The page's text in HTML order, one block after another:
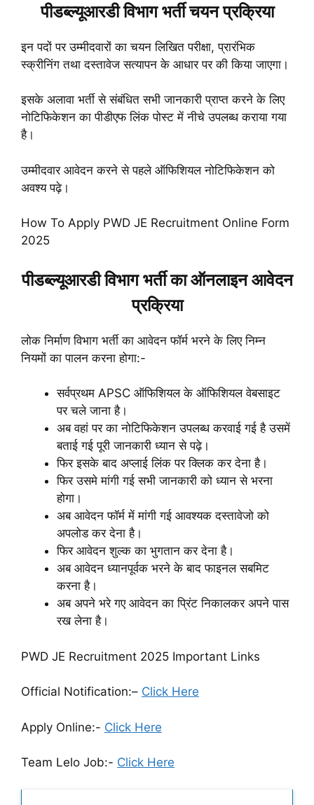
पीडब्ल्यूआरडी विभाग भर्ती चयन प्रक्रिया
इन पदों पर उम्मीदवारों का चयन लिखित परीक्षा, प्रारंभिक
स्क्रीनिंग तथा दस्तावेज सत्यापन के आधार पर की किया जाएगा।
इसके अलावा भर्ती से संबंधित सभी जानकारी प्राप्त करने के लिए
नोटिफिकेशन का पीडीएफ लिंक पोस्ट में नीचे उपलब्ध कराया गया
है।
उम्मीदवार आवेदन करने से पहले ऑफिशियल नोटिफिकेशन को
अवश्य पढ़े।
How To Apply PWD JE Recruitment Online Form
2025
पीडब्ल्यूआरडी विभाग भर्ती का ऑनलाइन आवेदन
प्रक्रिया
लोक निर्माण विभाग भर्ती का आवेदन फॉर्म भरने के लिए निम्न
नियमों का पालन करना होगा:-
सर्वप्रथम APSC ऑफिशियल के ऑफिशियल वेबसाइट
पर चले जाना है।
अब वहां पर का नोटिफिकेशन उपलब्ध करवाई गई है उसमें
बताई गई पूरी जानकारी ध्यान से पढ़े।
फिर इसके बाद अप्लाई लिंक पर क्लिक कर देना है।
फिर उसमे मांगी गई सभी जानकारी को ध्यान से भरना
होगा।
अब आवेदन फॉर्म में मांगी गई आवश्यक दस्तावेजो को
अपलोड कर देना है।
फिर आवेदन शुल्क का भुगतान कर देना है।
अब आवेदन ध्यानपूर्वक भरने के बाद फाइनल सबमिट
करना है।
अब अपने भरे गए आवेदन का प्रिंट निकालकर अपने पास
रख लेना है।
PWD JE Recruitment 2025 Important Links
Official Notification:– Click Here
Apply Online:- Click Here
Team Lelo Job:- Click Here